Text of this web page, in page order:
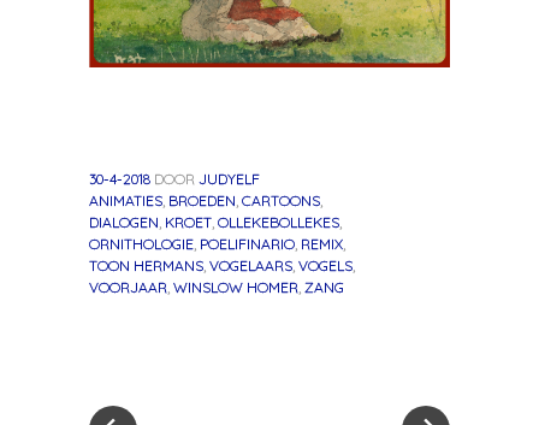
30-4-2018 DOOR JUDYELF
ANIMATIES BROEDEN CARTOONS
DIALOGEN KROET OLLEKEBOLLEKES
ORNITHOLOGIE POELIFINARIO REMIX
TOON HERMANS VOGELAARS VOGELS
VOORJAAR WINSLOW HOMER ZANG